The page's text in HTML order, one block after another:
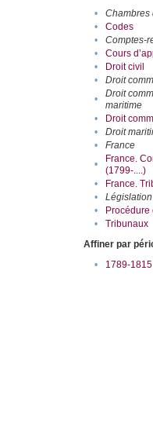
•
Chambres
•
Codes
•
Comptes-
•
Cours
•
Droit civil
•
Droit
•
Droit
maritime
• Droit
•
Droit
•
France
•
France.
(1799-....)
• France.
•
Législation
•
Procédure
•
Tribunaux
Affiner par
•
1789-1815